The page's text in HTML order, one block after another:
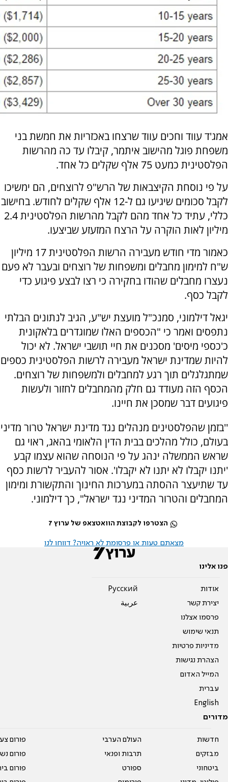
אמג'ד עווד וחכים עווד שרצחו באכזריות את חמשת בני
משפחת פוגל מהישוב איתמר, קיבלו עד כה מהרשות
הפלסטינית כמעט 75 אלף שקלים כל אחד.
על פי נוסחת הקיצבאות של הרש"פ לרוצחים, הם ימשיכו
לקבל סכומים שיגיעו גם ל-12 אלף שקלים לחודש. בחישוב
כללי, עתיד כל אחד מהם לקבל מהרשות הפלסטינית 2.4
מיליון לאות הוקרה על הרצח המזעזע שביצעו.
כאמור מדי חודש מעבירה הרשות הפלסטינית 17 מיליון
ש"ח למימון מחבלים ומשפחות של רוצחים ובעבר לא פעם
נעצרו מחבלים שהודו בחקירה כי רצו לבצע פיגוע כדי
לקבל כסף.
יגאל דילמוני, סמנכ"ל מועצת יש"ע, הגיב לנתונים הבלתי
נתפסים ואמר כי "הכספים האלו שמוגדרים בלאקונית
כ'כספי מיסים' מסכנים את חיי תושבי ישראל. לא יכול
להיות שמדינת ישראל מעבירה לרשות הפלסטינית כספים
שמתגלגלים תוך רגע למחבלים ולמשפחות של רוצחים.
הכסף הזה מעודד גם חלק מהמחבלים לחזור ולעשות
פיגועים דבר שמסכן את חיינו.
''בזמן שהפלסטינים מנהלים נגד מדינת ישראל טרור מדיני
בעולם, כולל מהלכים בבית הדין הלאומי בהאג, ראוי גם
שראש הממשלה ינהג על פי הנוסחה שהוא עצמו קבע
'יתנו יקבלו לא יתנו לא יקבלו'. אסור להעביר לרשות כסף
עד שתיעצר ההסתה במערכות החינוך והתקשורת ומימון
המחבלים והטרור המדיני נגד ישראל", כך דילמוני.
הצטרפו לקבוצת הוואטצאפ של ערוץ 7
מצאתם טעות או פרסומת לא ראויה? דווחו לנו
פנו אלינו
אודות
יצירת קשר
פרסמו אצלנו
תנאי שימוש
מדיניות פרטיות
הצהרת נגישות
המייל האדום
עברית
English
Pусский
عربية
מדורים
חדשות
מבזקים
ביטחוני
העולם הערבי
תרבות ופנאי
ספורט
פורום
פורום
פורום